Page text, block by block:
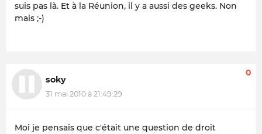
suis pas là. Et à la Réunion, il y a aussi des geeks. Non
mais ;-)
soky
31 mai 2010 à 21:49:29
0
Moi je pensais que c'était une question de droit